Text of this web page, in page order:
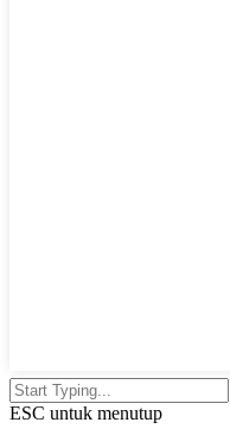
ESC untuk menutup